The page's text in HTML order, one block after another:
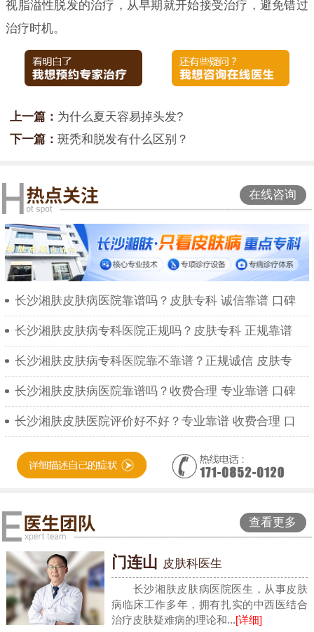
视脂溢性脱发的治疗，从早期就开始接受治疗，避免错过
治疗时机。
上一篇： 为什么夏天容易掉头发?
下一篇： 斑秃和脱发有什么区别？
在线咨询
长沙湘肤皮肤病医院靠谱吗？皮肤专科 诚信靠谱 口碑
长沙湘肤皮肤病专科医院正规吗？皮肤专科 正规靠谱
长沙湘肤皮肤病专科医院靠不靠谱？正规诚信 皮肤专
长沙湘肤皮肤病医院靠谱吗？收费合理 专业靠谱 口碑
长沙湘肤皮肤医院评价好不好？专业靠谱 收费合理 口
查看更多
门连山 皮肤科医生
长沙湘肤皮肤病医院医生，从事皮肤
病临床工作多年，拥有扎实的中西医结合
治疗皮肤疑难病的理论和...[详细]